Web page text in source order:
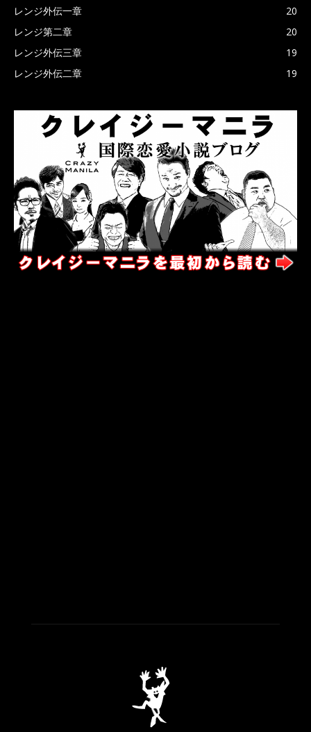
レンジ外伝一章
20
レンジ第二章
20
レンジ外伝三章
19
レンジ外伝二章
19